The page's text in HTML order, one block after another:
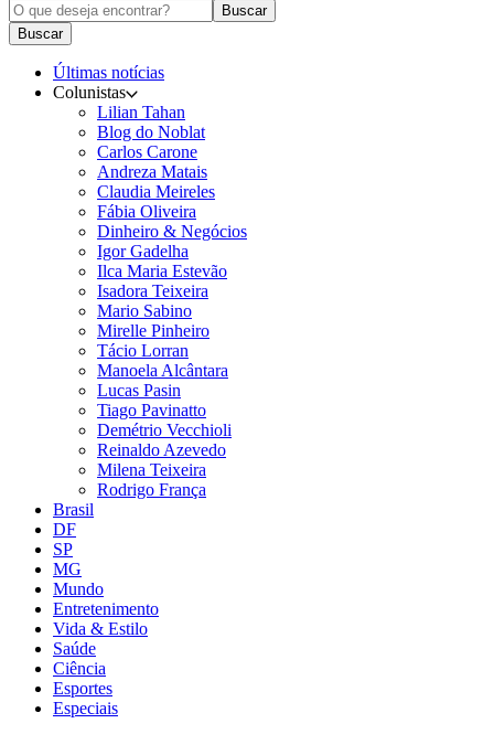
Buscar
Buscar
Últimas notícias
Colunistas
Lilian Tahan
Blog do Noblat
Carlos Carone
Andreza Matais
Claudia Meireles
Fábia Oliveira
Dinheiro & Negócios
Igor Gadelha
Ilca Maria Estevão
Isadora Teixeira
Mario Sabino
Mirelle Pinheiro
Tácio Lorran
Manoela Alcântara
Lucas Pasin
Tiago Pavinatto
Demétrio Vecchioli
Reinaldo Azevedo
Milena Teixeira
Rodrigo França
Brasil
DF
SP
MG
Mundo
Entretenimento
Vida & Estilo
Saúde
Ciência
Esportes
Especiais